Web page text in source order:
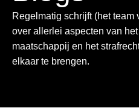
Regelmatig schrijft (het
over allerlei aspecten van
maatschappij en het
elkaar te brengen.